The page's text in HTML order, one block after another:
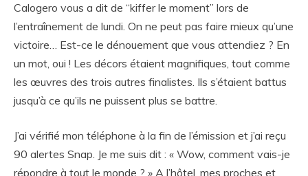
Calogero vous a dit de “kiffer le moment” lors de
l’entraînement de lundi. On ne peut pas faire mieux qu’une
victoire… Est-ce le dénouement que vous attendiez ? En
un mot, oui ! Les décors étaient magnifiques, tout comme
les œuvres des trois autres finalistes. Ils s’étaient battus
jusqu’à ce qu’ils ne puissent plus se battre.
J’ai vérifié mon téléphone à la fin de l’émission et j’ai reçu
90 alertes Snap. Je me suis dit : « Wow, comment vais-je
répondre à tout le monde ? » A l’hôtel, mes proches et